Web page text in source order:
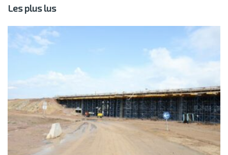
Les plus lus